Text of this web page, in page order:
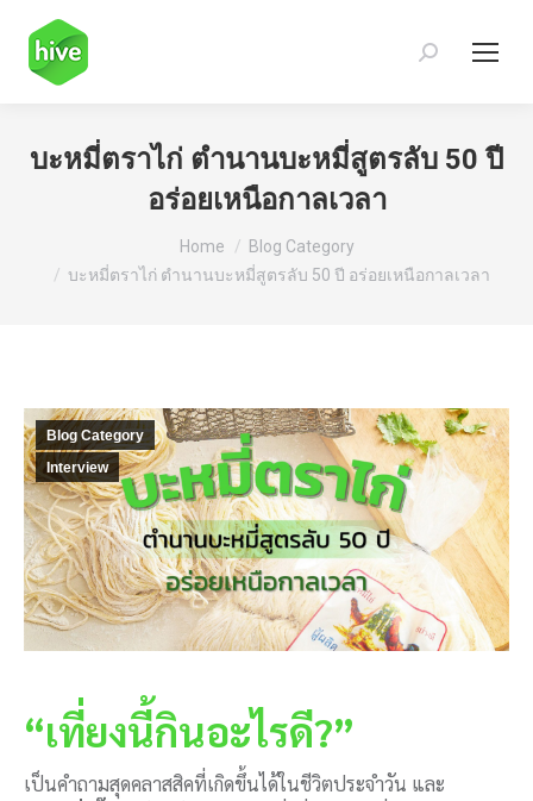
Search:
บะหมี่ตราไก่ ตำนานบะหมี่สูตรลับ 50 ปี
อร่อยเหนือกาลเวลา
Home
Blog Category
บะหมี่ตราไก่ ตำนานบะหมี่สูตรลับ 50 ปี อร่อยเหนือกาลเวลา
Blog Category
Interview
“เที่ยงนี้กินอะไรดี?”
เป็นคำถามสุดคลาสสิคที่เกิดขึ้นได้ในชีวิตประจำวัน และ